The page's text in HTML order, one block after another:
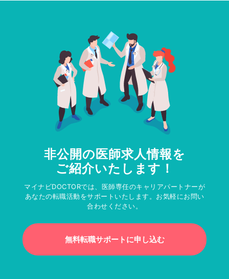
非公開の医師求人情報を
ご紹介いたします！
マイナビDOCTORでは、医師専任のキャリアパートナーが
あなたの転職活動をサポートいたします。お気軽にお問い
合わせください。
無料転職サポートに申し込む